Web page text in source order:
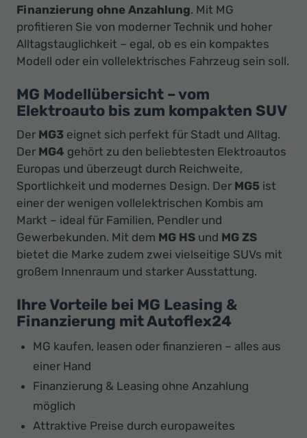
Finanzierung ohne Anzahlung. Mit MG
profitieren Sie von moderner Technik und hoher
Alltagstauglichkeit – egal, ob es ein kompaktes
Modell oder ein vollelektrisches Fahrzeug sein soll.
MG Modellübersicht – vom
Elektroauto bis zum kompakten SUV
Der MG3 eignet sich perfekt für Stadt und Alltag.
Der MG4 gehört zu den beliebtesten Elektroautos
Europas und überzeugt durch Reichweite,
Sportlichkeit und modernes Design. Der MG5 ist
einer der wenigen vollelektrischen Kombis am
Markt – ideal für Familien, Pendler und
Gewerbekunden. Mit dem MG HS und MG ZS
bietet die Marke zudem zwei vielseitige SUVs mit
großem Innenraum und starker Ausstattung.
Ihre Vorteile bei MG Leasing &
Finanzierung mit Autoflex24
MG kaufen, leasen oder finanzieren – alles aus
einer Hand
Finanzierung & Leasing ohne Anzahlung
möglich
Attraktive Preise durch europaweites